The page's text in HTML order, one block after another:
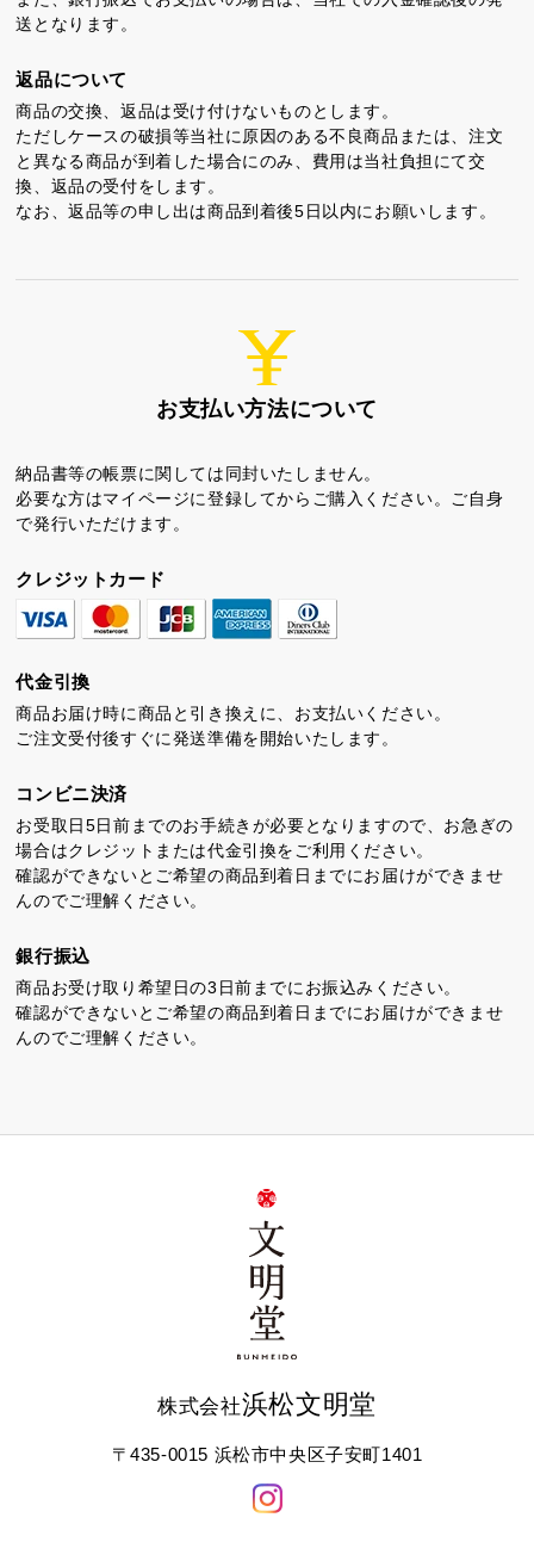
カステラ巻・三笠山
茶ってら お茶みかん
ちゃころん
茶どころ 浜松しんふぉにー
プライバシーポリシー
特定商取引法に基づく表記
送となります。
返品について
商品の交換、返品は受け付けないものとします。
ただしケースの破損等当社に原因のある不良商品または、注文
と異なる商品が到着した場合にのみ、費用は当社負担にて交
換、返品の受付をします。
なお、返品等の申し出は商品到着後5日以内にお願いします。
お支払い方法について
納品書等の帳票に関しては同封いたしません。
必要な方はマイページに登録してからご購入ください。ご自身
で発行いただけます。
クレジットカード
代金引換
商品お届け時に商品と引き換えに、お支払いください。
ご注文受付後すぐに発送準備を開始いたします。
コンビニ決済
お受取日5日前までのお手続きが必要となりますので、お急ぎの
場合はクレジットまたは代金引換をご利用ください。
確認ができないとご希望の商品到着日までにお届けができませ
んのでご理解ください。
銀行振込
商品お受け取り希望日の3日前までにお振込みください。
確認ができないとご希望の商品到着日までにお届けができませ
んのでご理解ください。
株式会社浜松文明堂
〒435-0015 浜松市中央区子安町1401